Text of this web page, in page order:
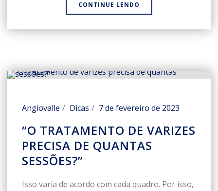
CONTINUE LENDO
Angiovalle Dicas 7 de fevereiro de 2023
“O TRATAMENTO DE VARIZES
PRECISA DE QUANTAS
SESSÕES?”
Isso varia de acordo com cada quadro. Por isso,